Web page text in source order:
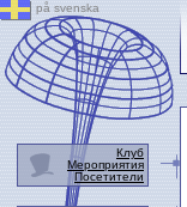
på svenska
Клуб
Мероприятия
Посетители